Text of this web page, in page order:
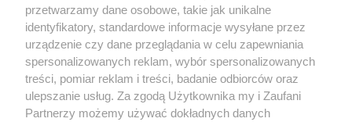
Kultura
X Facebook Instagram Youtube
przetwarzamy dane osobowe, takie jak unikalne
identyfikatory, standardowe informacje wysyłane przez
urządzenie czy dane przeglądania w celu zapewniania
spersonalizowanych reklam, wybór spersonalizowanych
treści, pomiar reklam i treści, badanie odbiorców oraz
ulepszanie usług. Za zgodą Użytkownika my i Zaufani
Partnerzy możemy używać dokładnych danych